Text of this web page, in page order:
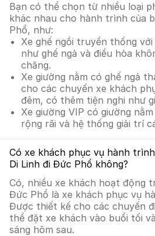
Bạn có thể chọn từ nhiều loại
khác nhau cho hành trình của
Phổ, như:
Xe ghế ngồi truyền thống
như ghế ngả và điều hòa
chăng.
Xe giường nằm có ghế ngả
cho các chuyến xe khách
đêm, có thêm tiện nghi như
Xe giường VIP có giường
rộng rãi và hệ thống giải trí
Có xe khách phục vụ hành
Di Linh đi Đức Phổ không?
Có, nhiều xe khách hoạt động
Đức Phổ là xe khách phục vụ
Được thiết kế cho các chuyến
thể đặt xe khách vào buổi tối
sáng hôm sau.